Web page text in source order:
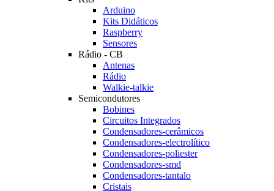
Arduino
Kits Didáticos
Raspberry
Sensores
Rádio - CB
Antenas
Rádio
Walkie-talkie
Semicondutores
Bobines
Circuitos Integrados
Condensadores-cerâmicos
Condensadores-electrolítico
Condensadores-poliester
Condensadores-smd
Condensadores-tantalo
Cristais